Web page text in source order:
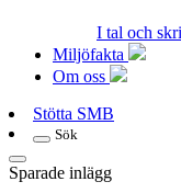
I tal och
Miljöfakta
Om oss
Stötta SMB
Sök
Sparade inlägg